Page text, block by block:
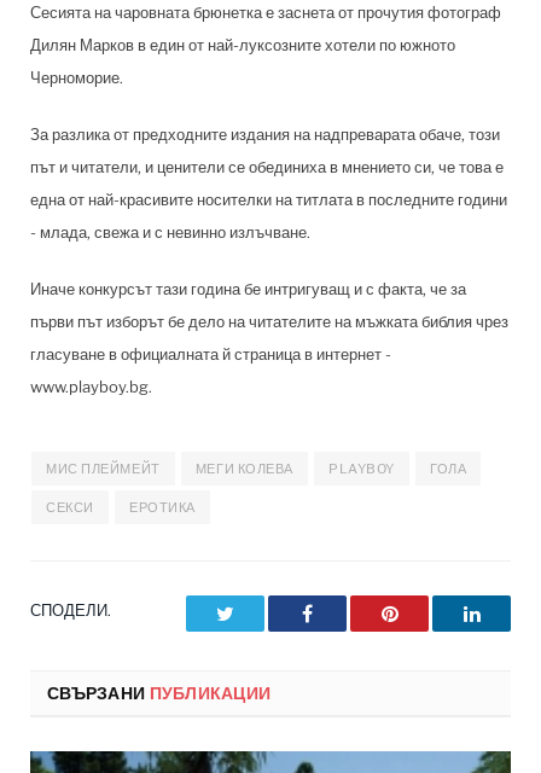
Сесията на чаровната брюнетка е заснета от прочутия фотограф
Дилян Марков в един от най-луксозните хотели по южното
Черноморие.
За разлика от предходните издания на надпреварата обаче, този
път и читатели, и ценители се обединиха в мнението си, че това е
една от най-красивите носителки на титлата в последните години
- млада, свежа и с невинно излъчване.
Иначе конкурсът тази година бе интригуващ и с факта, че за
първи път изборът бе дело на читателите на мъжката библия чрез
гласуване в официалната й страница в интернет -
www.playboy.bg.
МИС ПЛЕЙМЕЙТ МЕГИ КОЛЕВА PLAYBOY ГОЛА
СЕКСИ ЕРОТИКА
СПОДЕЛИ. Facebook Pinterest
СВЪРЗАНИ ПУБЛИКАЦИИ